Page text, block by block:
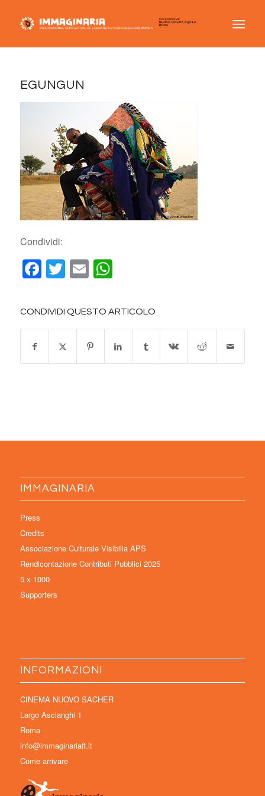
EGUNGUN
Condividi:
Facebook
Twitter
EmailWhatsApp
CONDIVIDI QUESTO ARTICOLO
IMMAGINARIA
Press
Credits
Associazione Culturale Visibilia APS
Rendicontazione Contributi Pubblici 2025
5 x 1000
Supporters
INFORMAZIONI
CINEMA NUOVO SACHER
Largo Ascianghi 1
Roma
info@immaginariaff.it
Come arrivare